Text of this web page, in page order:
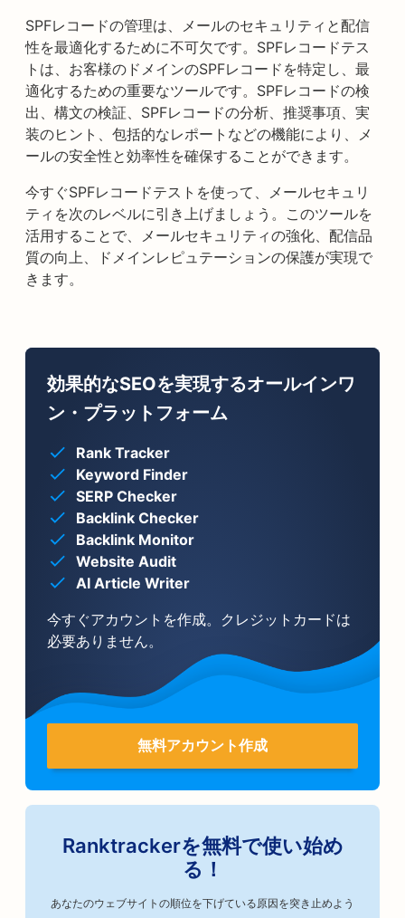
SPFレコードの管理は、メールのセキュリティと配信
性を最適化するために不可欠です。SPFレコードテス
トは、お客様のドメインのSPFレコードを特定し、最
適化するための重要なツールです。SPFレコードの検
出、構文の検証、SPFレコードの分析、推奨事項、実
装のヒント、包括的なレポートなどの機能により、メ
ールの安全性と効率性を確保することができます。
今すぐSPFレコードテストを使って、メールセキュリ
ティを次のレベルに引き上げましょう。このツールを
活用することで、メールセキュリティの強化、配信品
質の向上、ドメインレピュテーションの保護が実現で
きます。
効果的なSEOを実現するオールインワ
ン・プラットフォーム
Rank Tracker
Keyword Finder
SERP Checker
Backlink Checker
Backlink Monitor
Website Audit
AI Article Writer
今すぐアカウントを作成。クレジットカードは
必要ありません。
無料アカウント作成
Ranktrackerを無料で使い始め
る！
あなたのウェブサイトの順位を下げている原因を突き止めよう